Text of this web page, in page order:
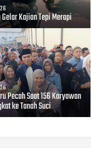
Kajian Tepi Merapi
Pecah Saat 156 Karyawan
ke Tanah Suci